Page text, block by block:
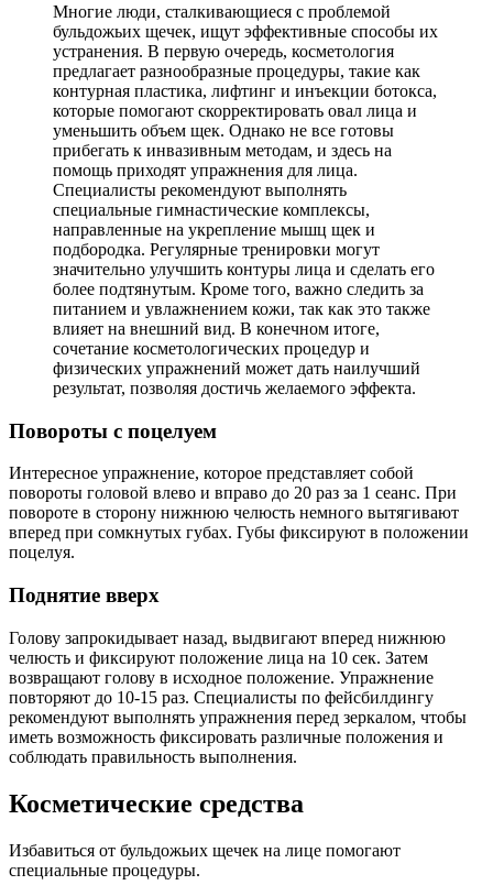
Многие люди, сталкивающиеся с проблемой
бульдожьих щечек, ищут эффективные способы их
устранения. В первую очередь, косметология
предлагает разнообразные процедуры, такие как
контурная пластика, лифтинг и инъекции ботокса,
которые помогают скорректировать овал лица и
уменьшить объем щек. Однако не все готовы
прибегать к инвазивным методам, и здесь на
помощь приходят упражнения для лица.
Специалисты рекомендуют выполнять
специальные гимнастические комплексы,
направленные на укрепление мышц щек и
подбородка. Регулярные тренировки могут
значительно улучшить контуры лица и сделать его
более подтянутым. Кроме того, важно следить за
питанием и увлажнением кожи, так как это также
влияет на внешний вид. В конечном итоге,
сочетание косметологических процедур и
физических упражнений может дать наилучший
результат, позволяя достичь желаемого эффекта.
Повороты с поцелуем
Интересное упражнение, которое представляет собой
повороты головой влево и вправо до 20 раз за 1 сеанс. При
повороте в сторону нижнюю челюсть немного вытягивают
вперед при сомкнутых губах. Губы фиксируют в положении
поцелуя.
Поднятие вверх
Голову запрокидывает назад, выдвигают вперед нижнюю
челюсть и фиксируют положение лица на 10 сек. Затем
возвращают голову в исходное положение. Упражнение
повторяют до 10-15 раз. Специалисты по фейсбилдингу
рекомендуют выполнять упражнения перед зеркалом, чтобы
иметь возможность фиксировать различные положения и
соблюдать правильность выполнения.
Косметические средства
Избавиться от бульдожьих щечек на лице помогают
специальные процедуры.